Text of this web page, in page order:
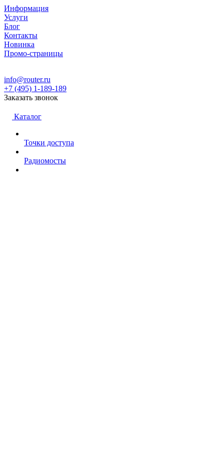
Информация
Услуги
Блог
Контакты
Новинка
Промо-страницы
info@router.ru
+7 (495) 1-189-189
Заказать звонок
Каталог
Точки доступа
Радиомосты